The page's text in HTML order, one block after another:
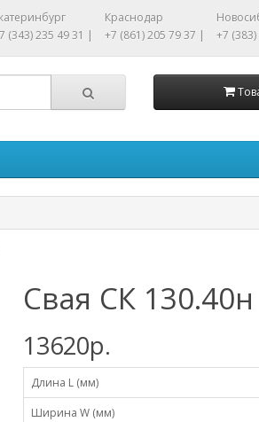
(343) 235 49 31 |
Краснодар
+7 (861) 205 79 37 |
+7
Свая СК 130.40н
13620р.
Длина L (мм)
Ширина W (мм)